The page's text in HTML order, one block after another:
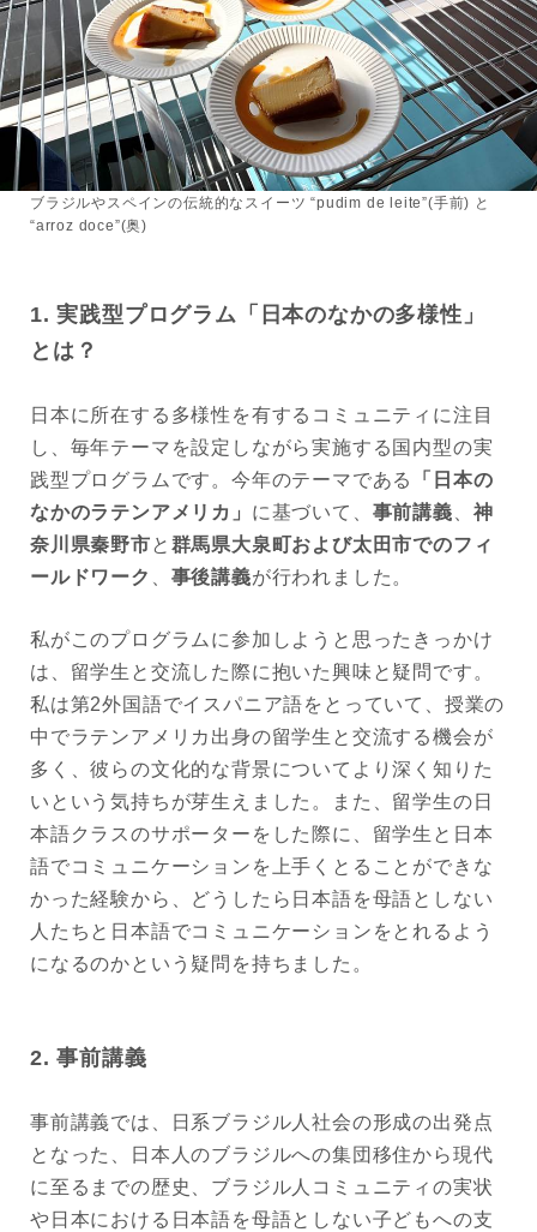
ブラジルやスペインの伝統的なスイーツ “pudim de leite”(手前) と
“arroz doce”(奥)
1. 実践型プログラム「日本のなかの多様性」
とは？
日本に所在する多様性を有するコミュニティに注目
し、毎年テーマを設定しながら実施する国内型の実
践型プログラムです。今年のテーマである
「日本の
なかのラテンアメリカ」 に基づいて、 事前講義
神
奈川県秦野市と 群馬県大泉町および太田市でのフィ
ールドワーク
事後講義が行われました。
私がこのプログラムに参加しようと思ったきっかけ
は、留学生と交流した際に抱いた興味と疑問です。
私は第2外国語でイスパニア語をとっていて、授業の
中でラテンアメリカ出身の留学生と交流する機会が
多く、彼らの文化的な背景についてより深く知りた
いという気持ちが芽生えました。また、留学生の日
本語クラスのサポーターをした際に、留学生と日本
語でコミュニケーションを上手くとることができな
かった経験から、どうしたら日本語を母語としない
人たちと日本語でコミュニケーションをとれるよう
になるのかという疑問を持ちました。
2. 事前講義
事前講義では、日系ブラジル人社会の形成の出発点
となった、日本人のブラジルへの集団移住から現代
に至るまでの歴史、ブラジル人コミュニティの実状
や日本における日本語を母語としない子どもへの支